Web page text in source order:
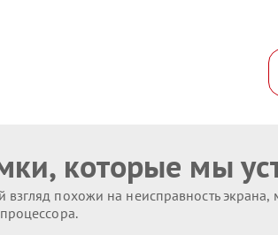
которые мы
похожи на неисправность